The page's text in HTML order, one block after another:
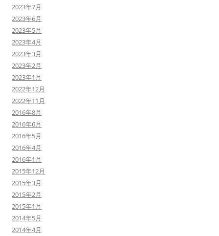
2023年7月
2023年6月
2023年5月
2023年4月
2023年3月
2023年2月
2023年1月
2022年12月
2022年11月
2016年8月
2016年6月
2016年5月
2016年4月
2016年1月
2015年12月
2015年3月
2015年2月
2015年1月
2014年5月
2014年4月